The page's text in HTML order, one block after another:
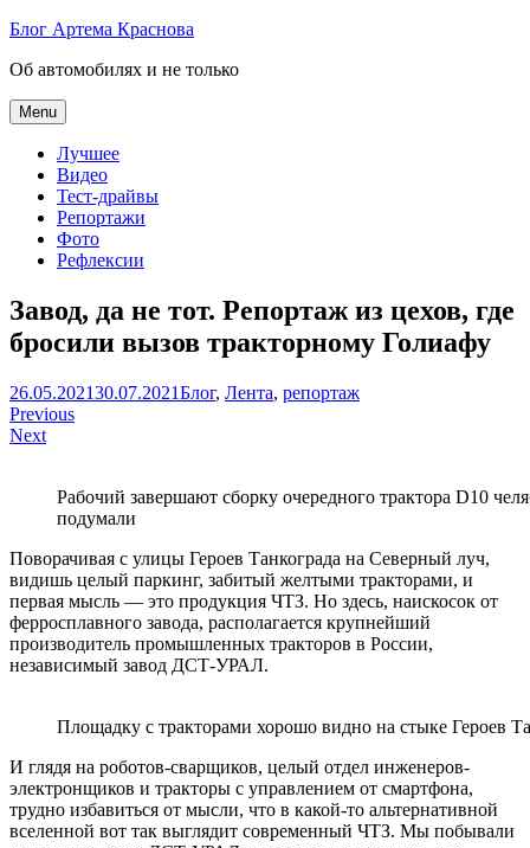
Skip
content
Блог Артема Краснова
Об автомобилях и не только
Menu
Лучшее
Видео
Тест-драйвы
Репортажи
Фото
Рефлексии
Завод, да не тот. Репортаж из цехов, где
бросили вызов тракторному Голиафу
Артем
Краснов
26.05.202130.07.2021Блог, Лента, репортаж
Навигация
по
Previous
Next
Рабочий завершают сборку очередного трактора D10
подумали
Поворачивая с улицы Героев Танкограда на Северный луч,
видишь целый паркинг, забитый желтыми тракторами, и
первая мысль — это продукция ЧТЗ. Но здесь, наискосок от
ферросплавного завода, располагается крупнейший
производитель промышленных тракторов в России,
независимый завод ДСТ-УРАЛ.
Площадку с тракторами хорошо видно на стыке Героев
И глядя на роботов-сварщиков, целый отдел инженеров-
электронщиков и тракторы с управлением от смартфона,
трудно избавиться от мысли, что в какой-то альтернативной
вселенной вот так выглядит современный ЧТЗ. Мы побывали